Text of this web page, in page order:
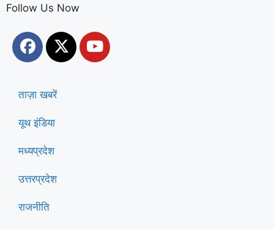
Follow Us Now
ताज़ा खबरें
यूथ इंडिया
मध्यप्रदेश
उत्तरप्रदेश
राजनीति